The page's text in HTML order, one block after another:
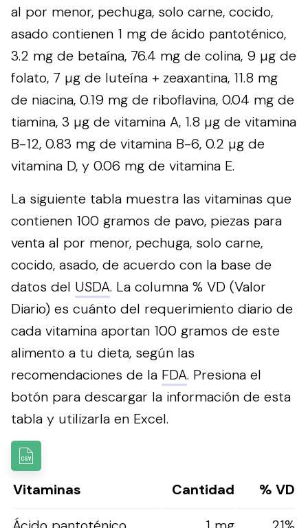
al por menor, pechuga, solo carne, cocido,
asado contienen 1 mg de ácido pantoténico,
3.2 mg de betaína, 76.4 mg de colina, 9 µg de
folato, 7 µg de luteína + zeaxantina, 11.8 mg
de niacina, 0.19 mg de riboflavina, 0.04 mg de
tiamina, 3 µg de vitamina A, 1.8 µg de vitamina
B-12, 0.83 mg de vitamina B-6, 0.2 µg de
vitamina D, y 0.06 mg de vitamina E.
La siguiente tabla muestra las vitaminas que
contienen 100 gramos de pavo, piezas para
venta al por menor, pechuga, solo carne,
cocido, asado, de acuerdo con la base de
datos del USDA. La columna % VD (Valor
Diario) es cuánto del requerimiento diario de
cada vitamina aportan 100 gramos de este
alimento a tu dieta, según las
recomendaciones de la FDA. Presiona el
botón para descargar la información de esta
tabla y utilizarla en Excel.
Vitaminas Cantidad
% VD